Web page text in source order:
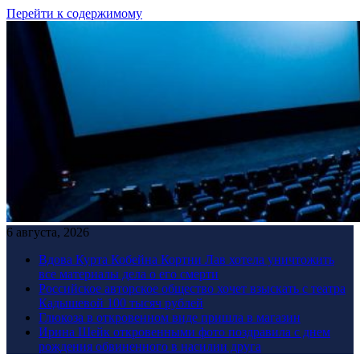
Перейти к содержимому
6 августа, 2026
Вдова Курта Кобейна Кортни Лав хотела уничтожить
все материалы дела о его смерти
Российское авторское общество хочет взыскать с театра
Кадышевой 100 тысяч рублей
Глюкоза в откровенном виде пришла в магазин
Ирина Шейк откровенными фото поздравила с днем
рождения обвиненного в насилии друга